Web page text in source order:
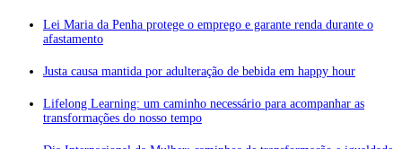
Lei Maria da Penha protege o emprego e garante renda durante o
afastamento
Justa causa mantida por adulteração de bebida em happy hour
Lifelong Learning: um caminho necessário para acompanhar as
transformações do nosso tempo